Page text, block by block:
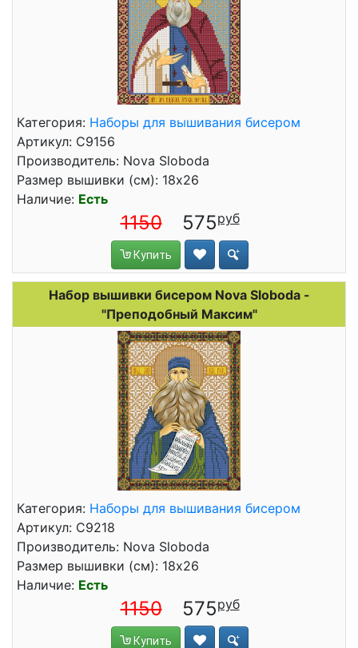
Категория: Наборы для вышивания бисером
Артикул: С9156
Производитель: Nova Sloboda
Размер вышивки (см): 18x26
Наличие: Есть
1150 575
Купить
Набор вышивки бисером Nova Sloboda -
"Преподобный Максим"
Категория: Наборы для вышивания бисером
Артикул: С9218
Производитель: Nova Sloboda
Размер вышивки (см): 18x26
Наличие: Есть
1150 575
Купить